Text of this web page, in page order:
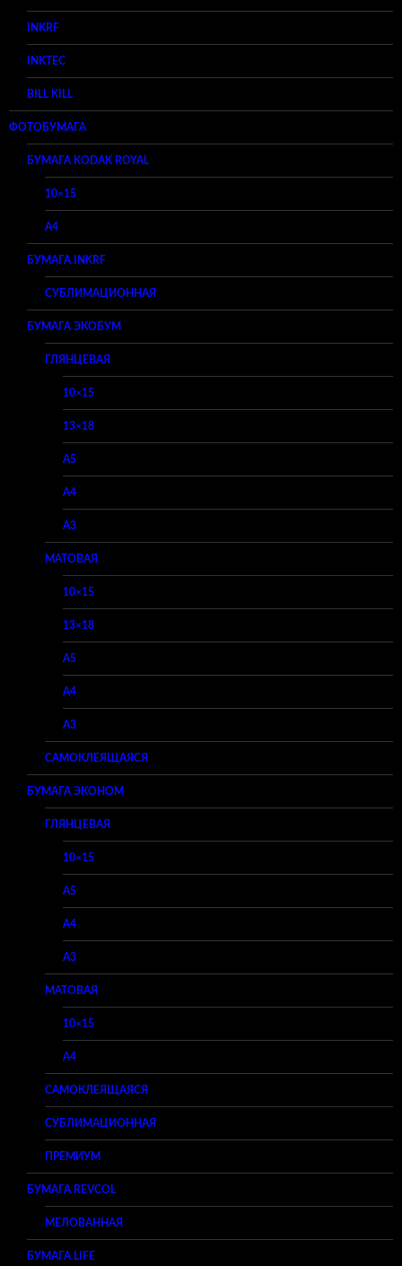
INKRF
INKTEC
BILL KILL
ФОТОБУМАГА
БУМАГА KODAK ROYAL
10×15
A4
БУМАГА INKRF
СУБЛИМАЦИОННАЯ
БУМАГА ЭКОБУМ
ГЛЯНЦЕВАЯ
10×15
13×18
A5
A4
A3
МАТОВАЯ
10×15
13×18
A5
A4
A3
САМОКЛЕЯЩАЯСЯ
БУМАГА ЭКОНОМ
ГЛЯНЦЕВАЯ
10×15
A5
A4
A3
МАТОВАЯ
10×15
A4
САМОКЛЕЯЩАЯСЯ
СУБЛИМАЦИОННАЯ
ПРЕМИУМ
БУМАГА REVCOL
МЕЛОВАННАЯ
БУМАГА LIFE